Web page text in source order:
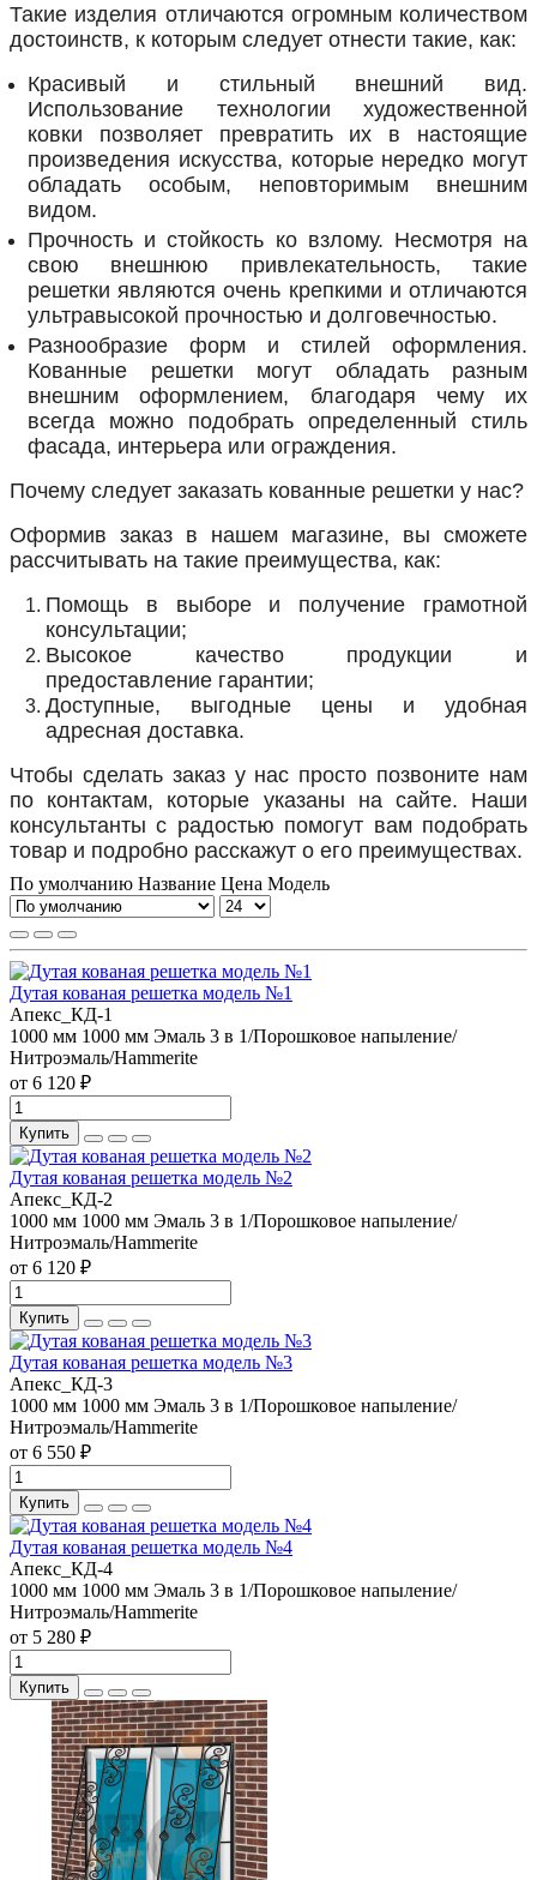
Такие изделия отличаются огромным количеством
достоинств, к которым следует отнести такие, как:
Красивый и стильный внешний вид.
Использование технологии художественной
ковки позволяет превратить их в настоящие
произведения искусства, которые нередко могут
обладать особым, неповторимым внешним
видом.
Прочность и стойкость ко взлому. Несмотря на
свою внешнюю привлекательность, такие
решетки являются очень крепкими и отличаются
ультравысокой прочностью и долговечностью.
Разнообразие форм и стилей оформления.
Кованные решетки могут обладать разным
внешним оформлением, благодаря чему их
всегда можно подобрать определенный стиль
фасада, интерьера или ограждения.
Почему следует заказать кованные решетки у нас?
Оформив заказ в нашем магазине, вы сможете
рассчитывать на такие преимущества, как:
Помощь в выборе и получение грамотной
консультации;
Высокое качество продукции и
предоставление гарантии;
Доступные, выгодные цены и удобная
адресная доставка.
Чтобы сделать заказ у нас просто позвоните нам
по контактам, которые указаны на сайте. Наши
консультанты с радостью помогут вам подобрать
товар и подробно расскажут о его преимуществах.
По умолчанию Название Цена Модель
Дутая кованая решетка модель №1
Апекс_КД-1
1000 мм 1000 мм Эмаль 3 в 1/Порошковое напыление/
Нитроэмаль/Hammerite
от 6 120 ₽
Купить
Дутая кованая решетка модель №2
Апекс_КД-2
1000 мм 1000 мм Эмаль 3 в 1/Порошковое напыление/
Нитроэмаль/Hammerite
от 6 120 ₽
Купить
Дутая кованая решетка модель №3
Апекс_КД-3
1000 мм 1000 мм Эмаль 3 в 1/Порошковое напыление/
Нитроэмаль/Hammerite
от 6 550 ₽
Купить
Дутая кованая решетка модель №4
Апекс_КД-4
1000 мм 1000 мм Эмаль 3 в 1/Порошковое напыление/
Нитроэмаль/Hammerite
от 5 280 ₽
Купить